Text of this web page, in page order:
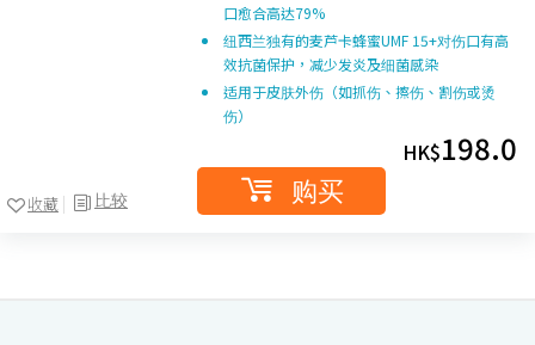
比较
收藏
口愈合高达79%
纽西兰独有的麦芦卡蜂蜜UMF 15+对伤口有高
效抗菌保护，减少发炎及细菌感染
适用于皮肤外伤（如抓伤、擦伤、割伤或烫
伤）
HK$198.0
购买